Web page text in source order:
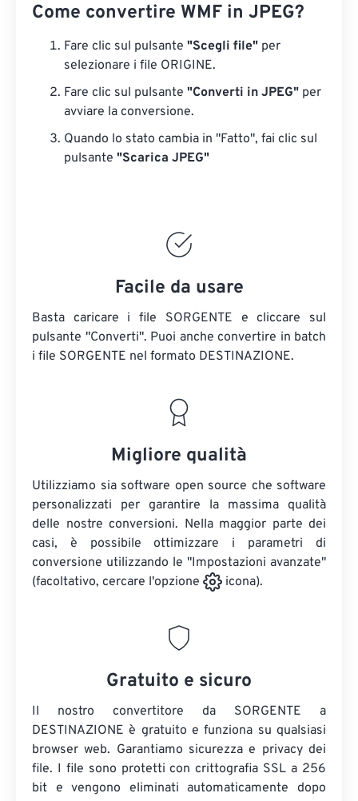
Come convertire WMF in JPEG?
Fare clic sul pulsante "Scegli file" per
selezionare i file ORIGINE.
Fare clic sul pulsante "Converti in JPEG" per
avviare la conversione.
Quando lo stato cambia in "Fatto", fai clic sul
pulsante "Scarica JPEG"
Facile da usare
Basta caricare i file SORGENTE e cliccare sul
pulsante "Converti". Puoi anche convertire in batch
i file SORGENTE nel formato DESTINAZIONE.
Migliore qualità
Utilizziamo sia software open source che software
personalizzati per garantire la massima qualità
delle nostre conversioni. Nella maggior parte dei
casi, è possibile ottimizzare i parametri di
conversione utilizzando le "Impostazioni avanzate"
(facoltativo, cercare l'opzione
icona).
Gratuito e sicuro
Il nostro convertitore da SORGENTE a
DESTINAZIONE è gratuito e funziona su qualsiasi
browser web. Garantiamo sicurezza e privacy dei
file. I file sono protetti con crittografia SSL a 256
bit e vengono eliminati automaticamente dopo